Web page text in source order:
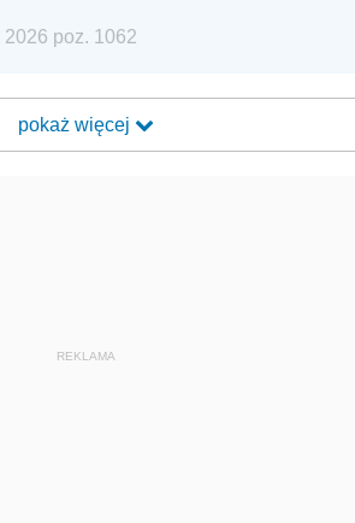
poz. 1062
pokaż więcej
REKLAMA